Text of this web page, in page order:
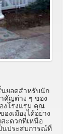
นยอดสำหรับนัก
คัญต่าง ๆ ของ
งโรงแรม คุณ
งเมืองได้อย่าง
ะดวกที่เหนือ
นประสบการณ์ที่